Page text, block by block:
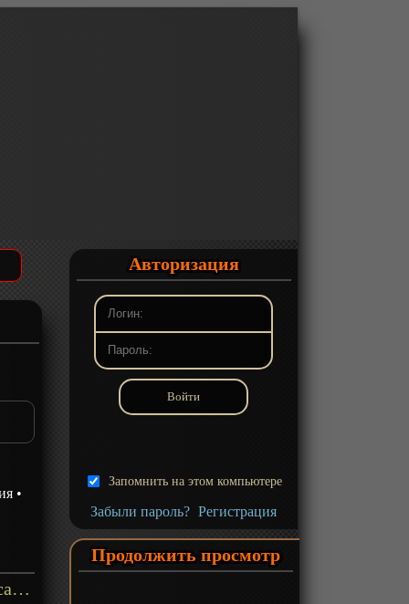
•
«Магия и мускулы» ТВ-1 - описание
Авторизация
Запомнить на этом компьютере
Забыли пароль? Регистрация
Продолжить просмотр